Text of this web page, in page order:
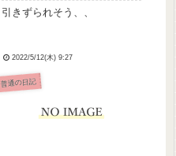
引きずられそう、、
2022/5/12(木) 9:27
普通の日記